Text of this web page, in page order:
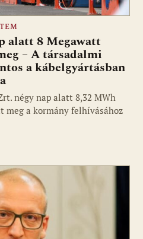
alatt 8 Megawatt
– A társadalmi
a kábelgyártásban
négy nap alatt 8,32 MWh
a kormány felhívásához